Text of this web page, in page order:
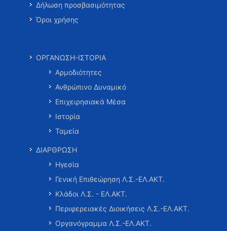
Δήλωση προσβασιμότητας
Όροι χρήσης
ΟΡΓΑΝΩΣΗ-ΙΣΤΟΡΙΑ
Αρμοδιότητες
Ανθρώπινο Δυναμικό
Επιχειρησιακά Μέσα
Ιστορία
Ταμεία
ΔΙΑΡΘΡΩΣΗ
Ηγεσία
Γενική Επιθεώρηση Λ.Σ.-ΕΛ.ΑΚΤ.
Κλάδοι Λ.Σ. - ΕΛ.ΑΚΤ.
Περιφερειακές Διοικήσεις Λ.Σ.-ΕΛ.ΑΚΤ.
Οργανόγραμμα Λ.Σ.-ΕΛ.ΑΚΤ.